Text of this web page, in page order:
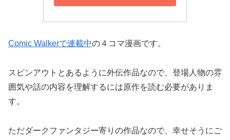
Comic Walkerで連載中の４コマ漫画です。
スピンアウトとあるように外伝作品なので、登場人物の雰
囲気や話の内容を理解するには原作を読む必要がありま
す。
ただダークファンタジー寄りの作品なので、幸せそうにご